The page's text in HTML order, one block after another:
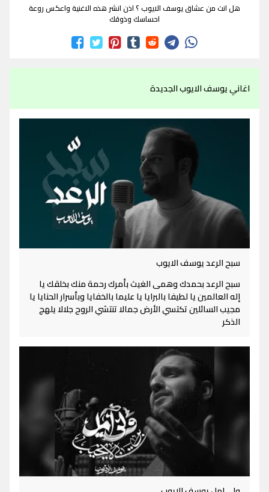
هل انت من عشاق يوسف الايوب ؟ اذن انشر هذه الاغنية واعكس روعة
احساسك وذوقك
اغاني يوسف الايوب الجديدة
سبح الرعد يوسف الايوب
سبح الرعد بحمدك وهمى الغيث بأمرك رحمة منك بخلقك يا
إله العالمين يا لطيفا بالبرايا يا عليما بالخفايا وبأسرار الحنايا يا
مجيب السائلين تكتسي الأرض جمالا تنتشي الروح جلالا يلهج
الذكر